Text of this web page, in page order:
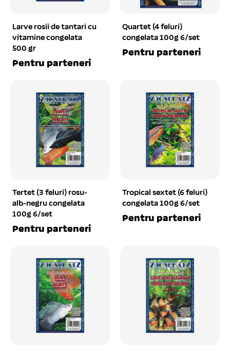
Larve rosii de tantari cu
vitamine congelata
500 gr
Pentru parteneri
Quartet (4 feluri)
congelata 100g 6/set
Pentru parteneri
Tertet (3 feluri) rosu-
alb-negru congelata
100g 6/set
Pentru parteneri
Tropical sextet (6 feluri)
congelata 100g 6/set
Pentru parteneri